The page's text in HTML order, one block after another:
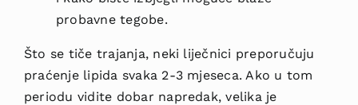
probavne tegobe.
Što se tiče trajanja, neki liječnici preporučuju
praćenje lipida svaka 2-3 mjeseca. Ako u tom
periodu vidite dobar napredak, velika je